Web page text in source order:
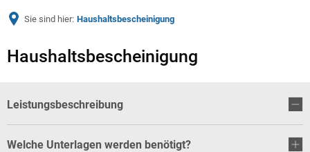
Sie sind hier: Haushaltsbescheinigung
Haushaltsbescheinigung
Leistungsbeschreibung
Welche Unterlagen werden benötigt?